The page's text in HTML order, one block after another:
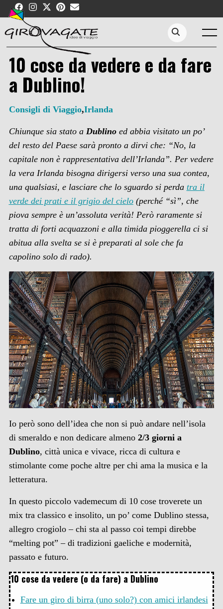
Skip
content
Menu
Search...
10 cose da vedere e da fare
a Dublino!
Consigli di Viaggio,Irlanda
Chiunque sia stato a Dublino ed abbia visitato un po’
del resto del Paese sarà pronto a dirvi che: “No, la
capitale non è rappresentativa dell’Irlanda”. Per vedere
la vera Irlanda bisogna dirigersi verso una sua contea,
una qualsiasi, e lasciare che lo sguardo si perda tra il
verde dei prati e il grigio del cielo(perché “sì”, che
piova sempre è un’assoluta verità! Però raramente si
tratta di forti acquazzoni e alla timida pioggerella ci si
abitua alla svelta se si è preparati al sole che fa
capolino solo di rado).
Io però sono dell’idea che non si può andare nell’isola
di smeraldo e non dedicare almeno 2/3 giorni a
Dublino, città unica e vivace, ricca di cultura e
stimolante come poche altre per chi ama la musica e la
letteratura.
In questo piccolo vademecum di 10 cose troverete un
mix tra classico e insolito, un po’ come Dublino stessa,
allegro crogiolo – chi sta al passo coi tempi direbbe
“melting pot” – di tradizioni gaeliche e modernità,
passato e futuro.
10 cose da vedere (o da fare) a Dublino
Fare un giro di birra (uno solo?) con amici irlandesi